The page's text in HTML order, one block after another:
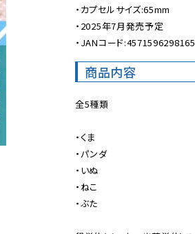
・カプセルサイズ:65mm
・2025年7月発売予定
・JANコード:4571596298165
商品内容
全5種類
・くま
・パンダ
・いぬ
・ねこ
・ぶた